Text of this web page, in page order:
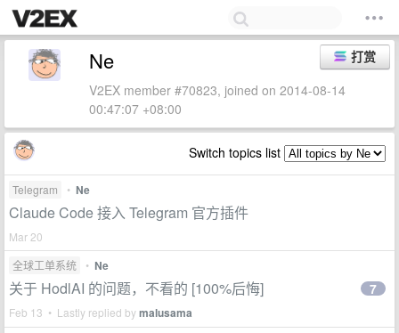
打赏
Ne
V2EX member #70823, joined on 2014-08-14
00:47:07 +08:00
Switch topics list
Telegram • Ne
Claude Code 接入 Telegram 官方插件
Mar 20
全球工单系统
• Ne
关于 HodlAI 的问题，不看的 [100%后悔]
Feb 13 • Lastly replied bymalusama
7